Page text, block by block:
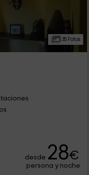
35 Fotos
desde 28€
persona y noche